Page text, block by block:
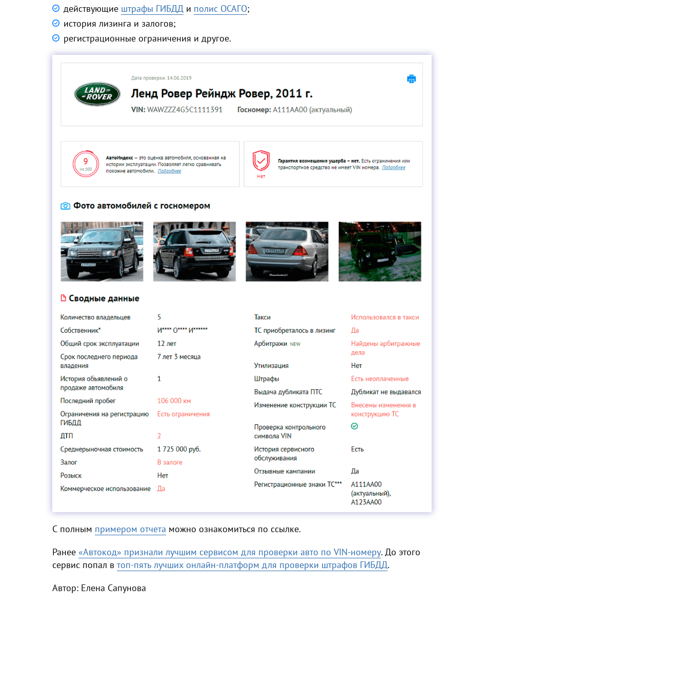
действующие штрафы ГИБДД и полис ОСАГО;
история лизинга и залогов;
регистрационные ограничения и другое.
С полным примером отчета можно ознакомиться по ссылке.
Ранее «Автокод» признали лучшим сервисом для проверки авто по VIN-номеру. До этого
сервис попал в топ-пять лучших онлайн-платформ для проверки штрафов ГИБДД.
Автор: Елена Сапунова